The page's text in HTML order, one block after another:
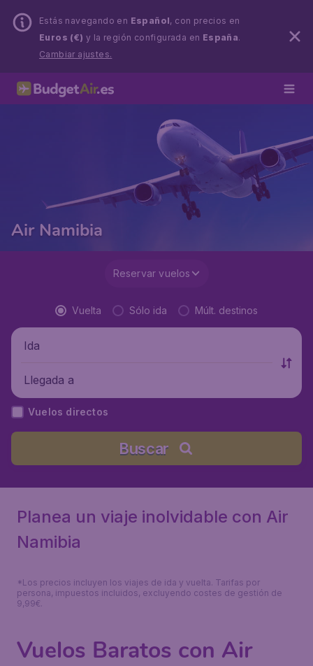
Estás navegando en Español, con precios en
Euros (€) y la región configurada en España.
Cambiar ajustes.
Air Namibia
Reservar vuelos
Vuelta Sólo ida Múlt. destinos
Ida
Llegada a
Vuelos directos
Buscar
Planea un viaje inolvidable con Air
Namibia
*Los precios incluyen los viajes de ida y vuelta. Tarifas por
persona, impuestos incluidos, excluyendo costes de gestión de
9,99€.
Vuelos Baratos con Air